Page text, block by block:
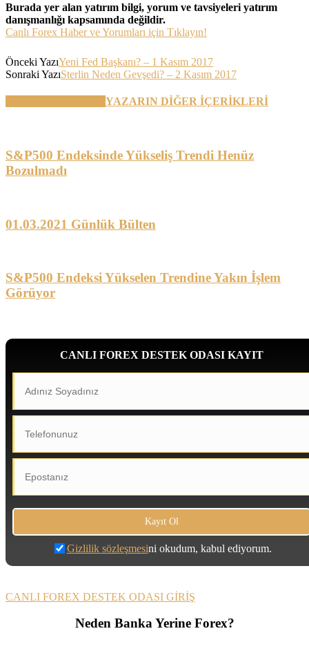
Burada yer alan yatırım bilgi, yorum ve tavsiyeleri yatırım
danışmanlığı kapsamında değildir.
Canlı Forex Haber ve Yorumları için Tıklayın!
Önceki YazıYeni Fed Başkanı? – 1 Kasım 2017
Sonraki YazıSterlin Neden Gevşedi? – 2 Kasım 2017
YAZARIN DİĞER İÇERİKLERİ
S&P500 Endeksinde Yükseliş Trendi Henüz
Bozulmadı
01.03.2021 Günlük Bülten
S&P500 Endeksi Yükselen Trendine Yakın İşlem
Görüyor
CANLI FOREX DESTEK ODASI KAYIT
Gizlilik sözleşmesini okudum, kabul ediyorum.
CANLI FOREX DESTEK ODASI GİRİŞ
Neden Banka Yerine Forex?